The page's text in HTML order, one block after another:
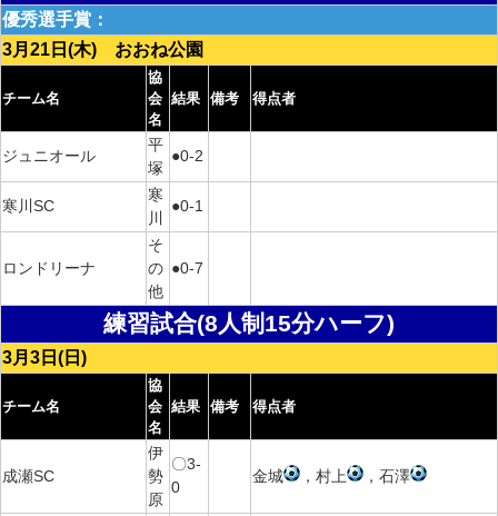
優秀選手賞：
3月21日(木) おおね公園
チーム名
協
会
名
結果 備考 得点者
ジュニオール
平
塚
●0-2
寒川SC
寒
川
●0-1
ロンドリーナ
そ
の
他
●0-7
練習試合(8人制15分ハーフ)
3月3日(日)
チーム名
協
会
名
結果 備考 得点者
成瀬SC
伊
勢
原
〇3-
0
金城 ，村上 ，石澤